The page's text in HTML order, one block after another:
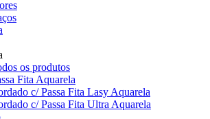
os produtos
Fita Aquarela
c/ Passa Fita Lasy Aquarela
c/ Passa Fita Ultra Aquarela